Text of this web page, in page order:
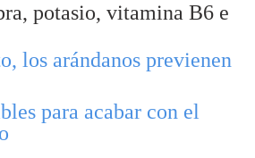
potasio, vitamina B6 e
los arándanos previenen
para acabar con el